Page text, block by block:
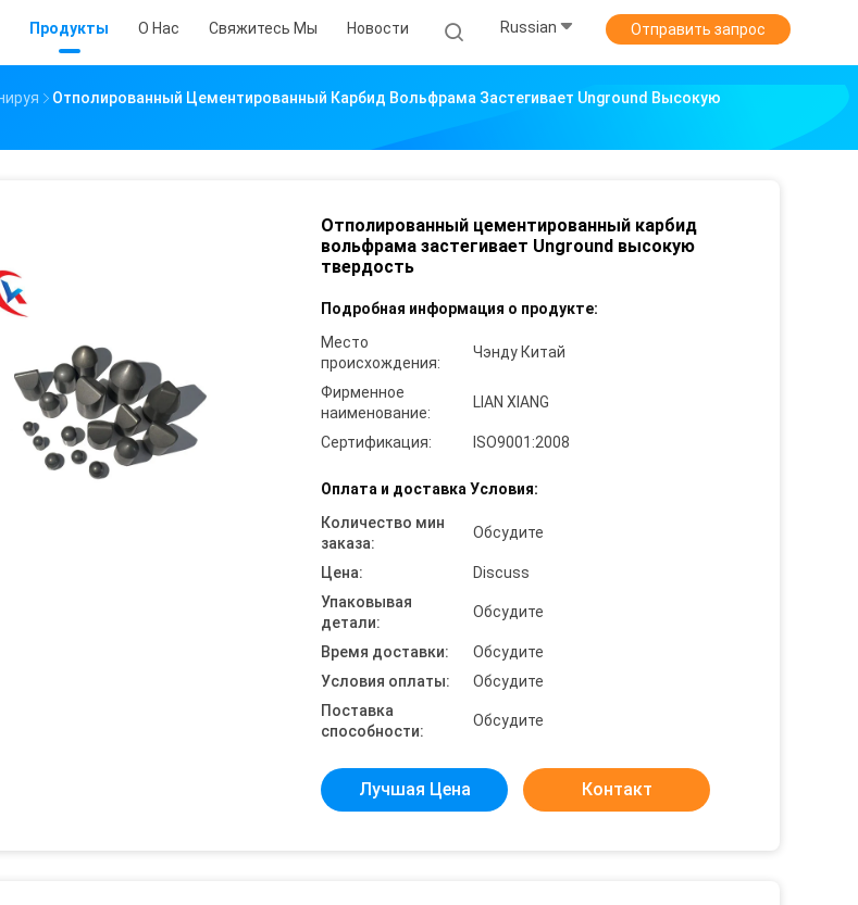
Продукты О Нас Свяжитесь Мы Новости Russian Отправить запрос
Отполированный Цементированный Карбид Вольфрама Застегивает Unground Высокую
Отполированный цементированный карбид
вольфрама застегивает Unground высокую
твердость
Подробная информация о продукте:
Место
происхождения:
Чэнду Китай
Фирменное
наименование:
LIAN XIANG
Сертификация: ISO9001:2008
Оплата и доставка Условия:
Количество мин
заказа:
Обсудите
Цена:
Discuss
Упаковывая
детали:
Обсудите
Время доставки:
Обсудите
Условия оплаты:
Обсудите
Поставка
способности:
Обсудите
Лучшая Цена Контакт